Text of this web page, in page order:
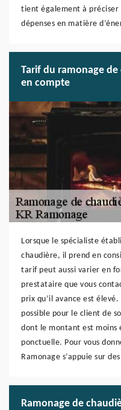
tient également à
dépenses en matière
Tarif du ramonage
en compte
Lorsque le spécialiste
chaudière, il prend en
tarif peut aussi varier en
prestataire que vous
prix qu’il avance est
possible pour le client de
dont le montant est moins
ponctuelle. Pour vous
Ramonage s’appuie sur
Ramonage de